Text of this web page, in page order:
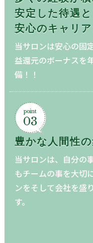
安定した待遇と
安心のキャリア
当サロンは安心の固
益還元のボーナスを
備！！
point
03
豊かな人間性の
当サロンは、自分の
もチームの事を大切
ンをそして会社を盛
す。